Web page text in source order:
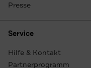
Presse
Service
Hilfe & Kontakt
Partnerprogramm